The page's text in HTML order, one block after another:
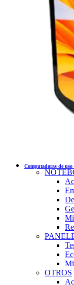
Computadoras de
OTROS